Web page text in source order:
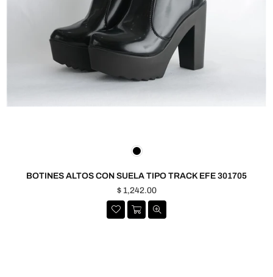
BOTINES ALTOS CON SUELA TIPO TRACK EFE 301705
Precio
habitual
$ 1,242.00